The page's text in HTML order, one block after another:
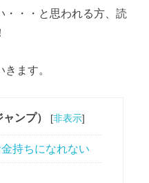
・・・と思われる方、読
ます。
ンプ） [非表示]
持ちになれない